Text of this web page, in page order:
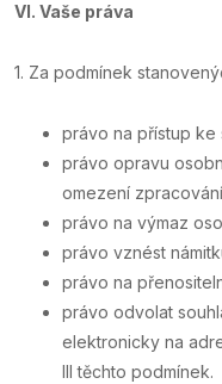
VI. Vaše práva
1. Za podmínek
právo na přístup ke
právo opravu
omezení zpracování
právo na výmaz
právo vznést
právo na
právo odvolat
elektronicky na
III těchto podmínek.